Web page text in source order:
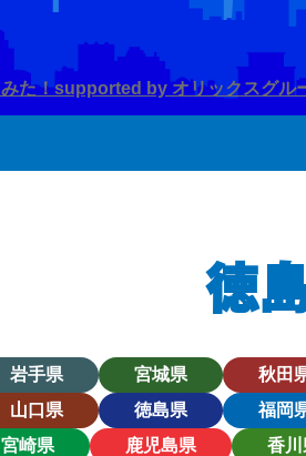
徳
岩手県 宮城県 秋田
山口県 徳島県 福岡
宮崎県
鹿児島県 香川